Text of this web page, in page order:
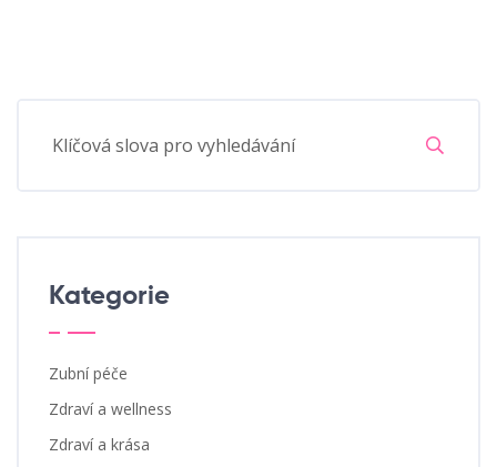
Kategorie
Zubní péče
Zdraví a wellness
Zdraví a krása